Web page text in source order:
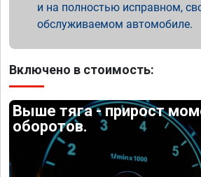
и на полностью исправном,
обслуживаемом автомобиле.
Включено в стоимость:
Выше тяга - прирост
оборотов.